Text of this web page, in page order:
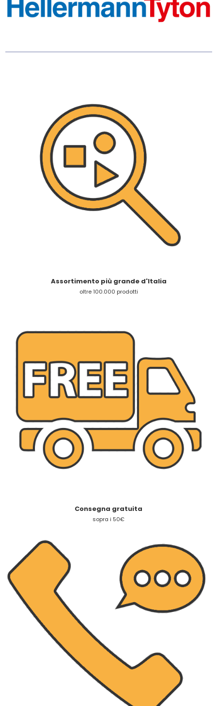
Assortimento più grande d'Italia
oltre 100.000 prodotti
Consegna gratuita
sopra i 50€